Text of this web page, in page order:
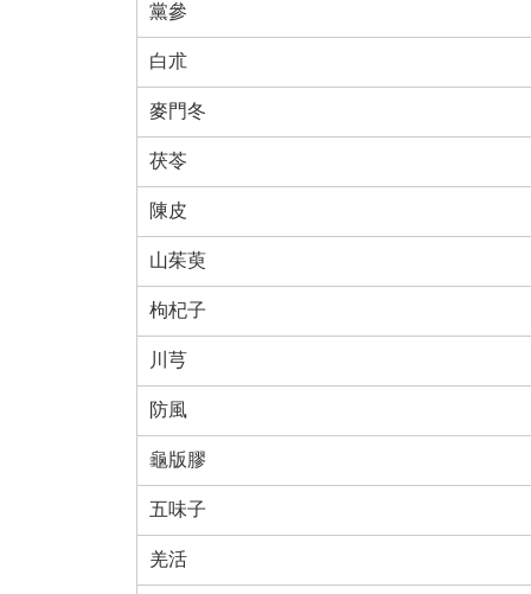
黨參
白朮
麥門冬
茯苓
陳皮
山茱萸
枸杞子
川芎
防風
龜版膠
五味子
羌活